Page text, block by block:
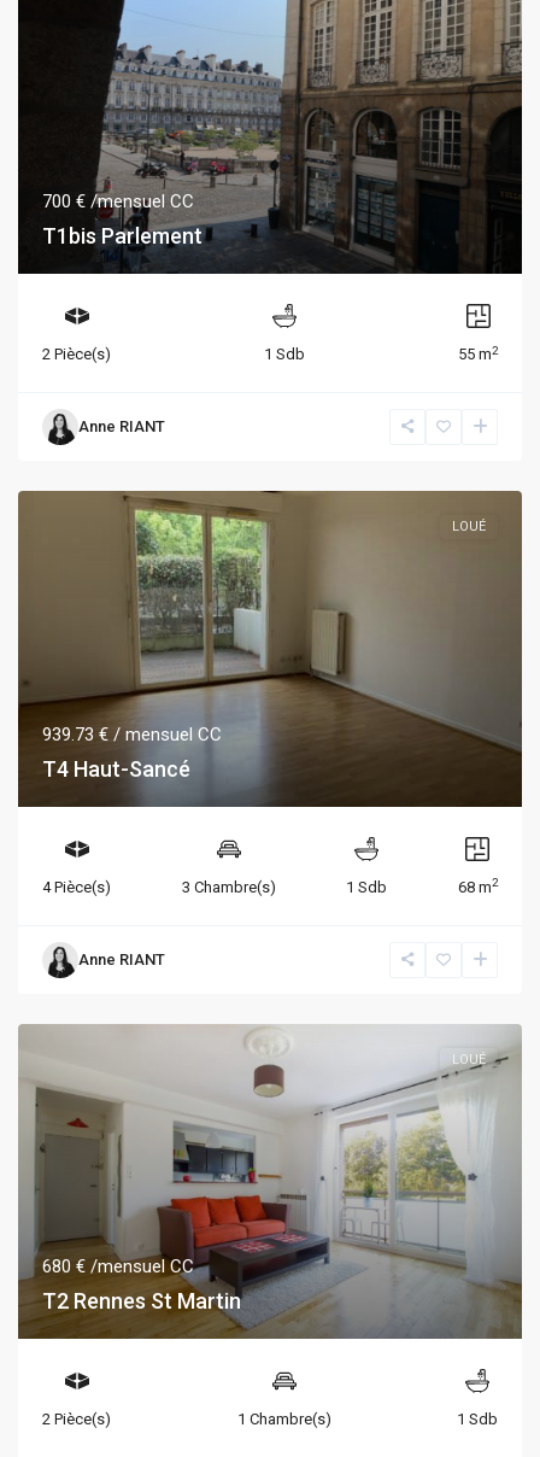
700 € /mensuel CC
T1bis Parlement
2 Pièce(s) 1 Sdb 55 m2
Anne RIANT
LOUÉ
939.73 € / mensuel CC
T4 Haut-Sancé
4 Pièce(s) 3 Chambre(s) 1 Sdb 68 m2
Anne RIANT
LOUÉ
680 € /mensuel CC
T2 Rennes St Martin
2 Pièce(s) 1 Chambre(s) 1 Sdb